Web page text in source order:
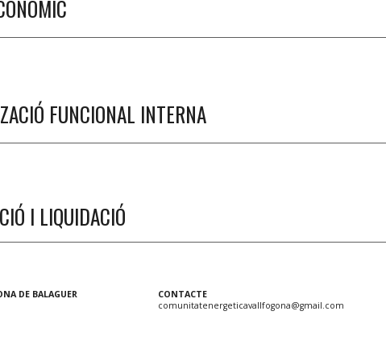
FUNCIONAL INTERNA
I LIQUIDACIÓ
DE BALAGUER
CONTACTE
comunitatenergeticavallfogona@gmail.com